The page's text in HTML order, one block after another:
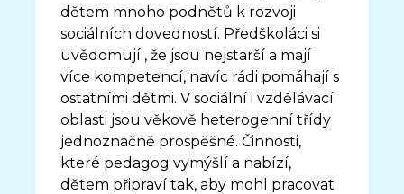
dětem mnoho podnětů k rozvoji
sociálních dovedností. Předškoláci si
uvědomují , že jsou nejstarší a mají
více kompetencí, navíc rádi pomáhají s
ostatními dětmi. V sociální i vzdělávací
oblasti jsou věkově heterogenní třídy
jednoznačně prospěšné. Činnosti,
které pedagog vymýšlí a nabízí,
dětem připraví tak, aby mohl pracovat